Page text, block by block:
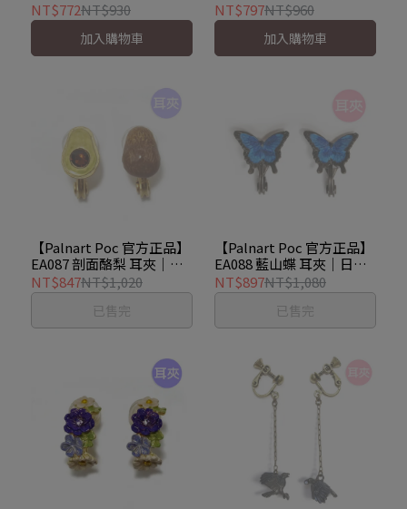
日本製 寶石光澤 美之象徵
Pomegranate
NT$772NT$930
加入購物車
製 職人手工著色 霧粉復古
山茶花 Camellia
NT$797NT$960
加入購物車
【Palnart Poc 官方正品】
EA087 剖面酪梨 耳夾｜日
本製 森林奶油 趣味創意
Avocado
NT$847NT$1,020
已售完
【Palnart Poc 官方正品】
EA088 藍山蝶 耳夾｜日本
製 英雄翠鳳蝶 寶石光澤
Swallowtail
NT$897NT$1,080
已售完